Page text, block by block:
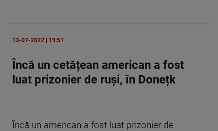
13-07-2022 | 19:51
Încă un cetățean american a fost
luat prizonier de ruși, în Donețk
Încă un american a fost luat prizonier de